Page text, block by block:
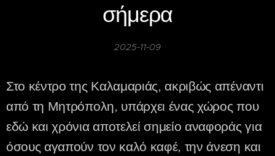
σήμερα
2025-11-09
Στο κέντρο της Καλαμαριάς, ακριβώς απέναντι
από τη Μητρόπολη, υπάρχει ένας χώρος που
εδώ και χρόνια αποτελεί σημείο αναφοράς για
όσους αγαπούν τον καλό καφέ, την άνεση και